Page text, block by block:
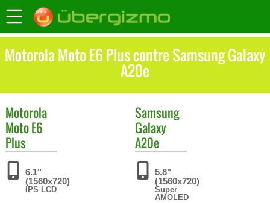
Motorola Moto E6 Plus contre Samsung Galaxy
A20e
Motorola
Moto E6
Plus
6.1"
(1560x720)
IPS LCD
Samsung
Galaxy
A20e
5.8"
(1560x720)
Super
AMOLED